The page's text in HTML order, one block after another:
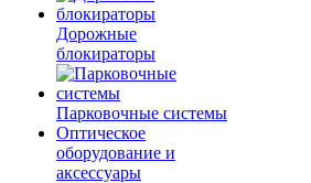
Дорожные
блокираторы
Парковочные системы
Оптическое
оборудование и
аксессуары